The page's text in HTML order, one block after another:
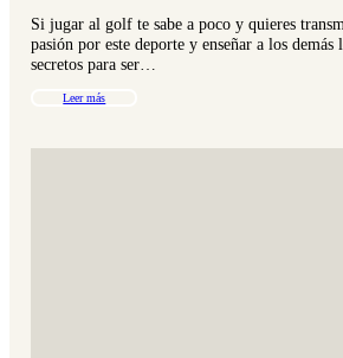
Si jugar al golf te sabe a poco y quieres
pasión por este deporte y enseñar a los demás
secretos para ser…
Leer más